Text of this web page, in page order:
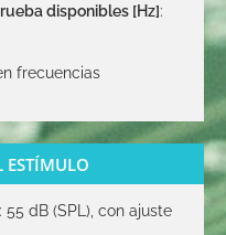
disponibles [Hz]:
frecuencias
ESTÍMULO
: 55 dB (SPL), con ajuste